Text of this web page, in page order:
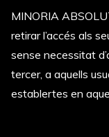
MINORIA
retirar l’accés als
sense necessitat
tercer, a aquells
establertes en